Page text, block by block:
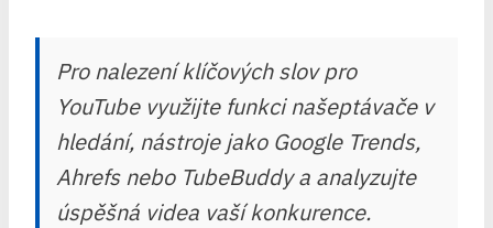
Pro nalezení klíčových slov pro
YouTube využijte funkci našeptávače v
hledání, nástroje jako Google Trends,
Ahrefs nebo TubeBuddy a analyzujte
úspěšná videa vaší konkurence.